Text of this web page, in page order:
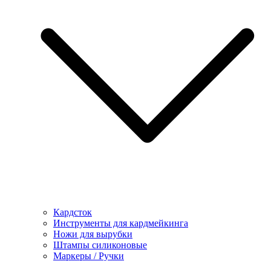
Кардсток
Инструменты для кардмейкинга
Ножи для вырубки
Штампы силиконовые
Маркеры / Ручки